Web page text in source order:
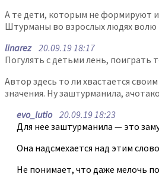
А те дети, которым не формируют
Штурманы во взрослых людях волю
linarez20.09.19 18:17
Погулять с детьми лень, поиграть
Автор здесь то ли хвастается своим
значения. Ну заштурманила,
evo_lutio20.09.19 18:23
Для нее заштурманила — это
Она надсмехается над этим
Не понимает, что даже мелочь